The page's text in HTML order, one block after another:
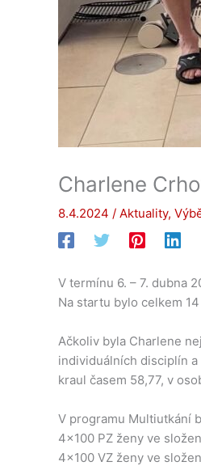
Charlene
8.4.2024 / Aktuality,
V termínu 6. – 7. dubna
Na startu bylo celkem
Ačkoliv byla Charlene
individuálních disciplín a
kraul časem 58,77, v
V programu Multiutkání
4×100 PZ ženy ve
4×100 VZ ženy ve